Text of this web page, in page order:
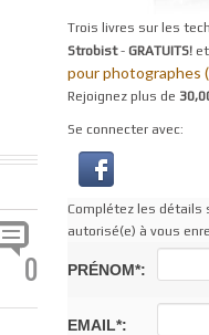
0
Trois livres sur les
Strobist- GRATUITS! et
pour photographes
Rejoignez plus de
Se connecter avec:
Complétez les détails
autorisé(e) à vous
PRÉNOM*:
EMAIL*: